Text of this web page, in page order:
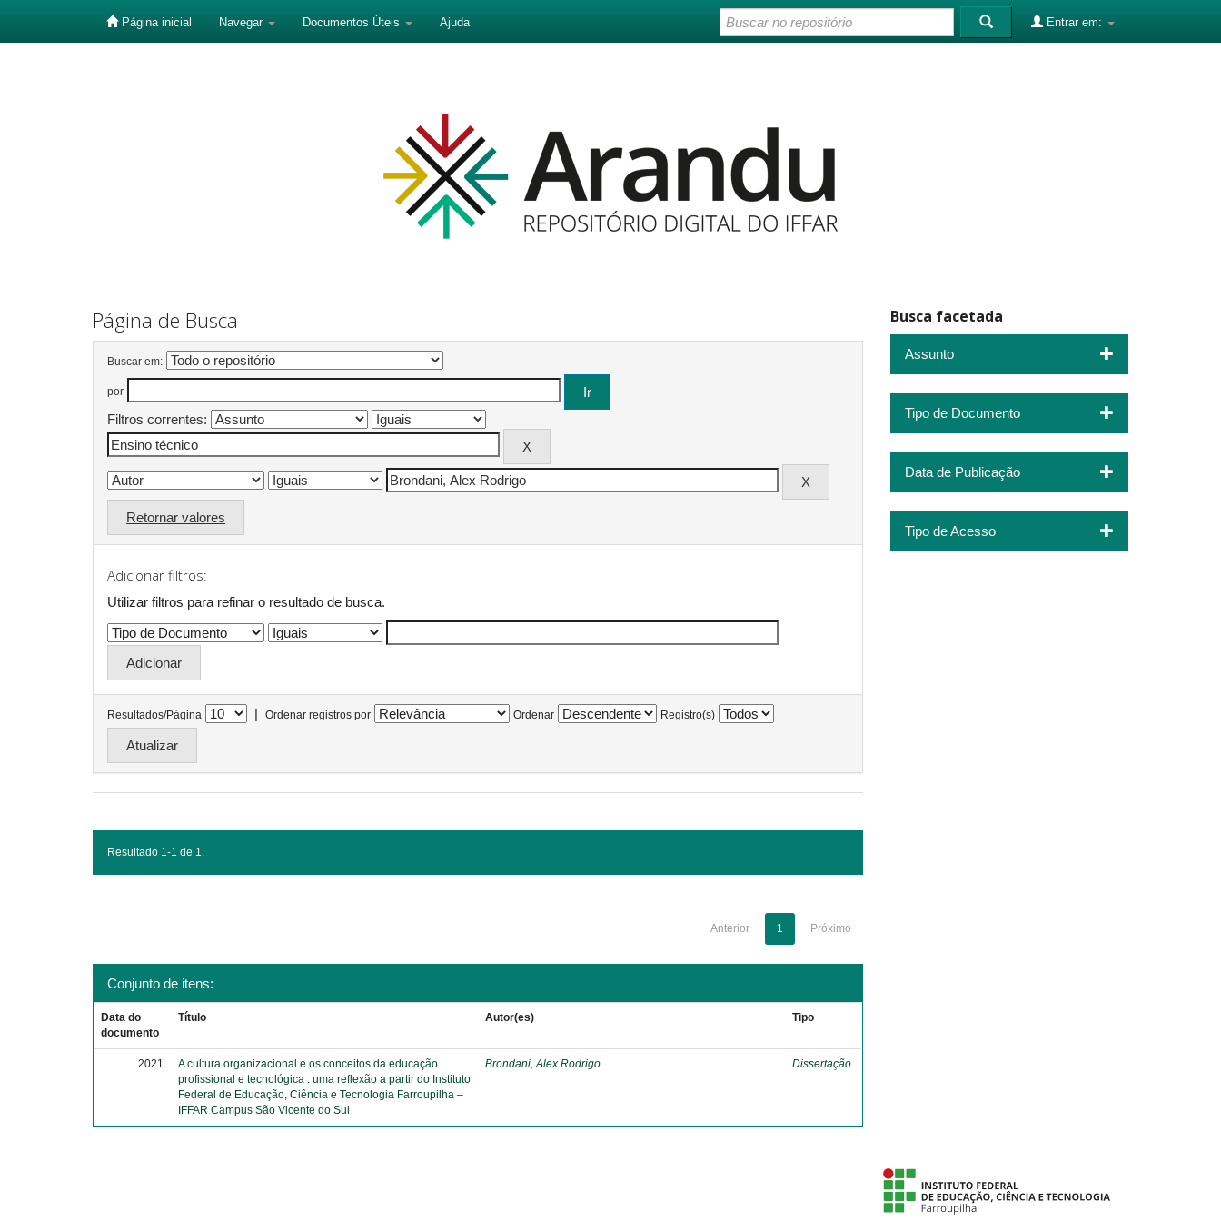
Página inicial Navegar Documentos Úteis Ajuda Entrar em:
Página de Busca
Buscar em:
por
Filtros correntes:
Retornar valores
Adicionar filtros:
Utilizar filtros para refinar o resultado de busca.
Resultados/Página | Ordenar registros por Ordenar Registro(s)
Resultado 1-1 de 1.
Anterior 1 Próximo
Conjunto de itens:
Data do
documento
Título Autor(es) Tipo
2021
A cultura organizacional e os conceitos da educação
profissional e tecnológica : uma reflexão a partir do Instituto
Federal de Educação, Ciência e Tecnologia Farroupilha –
IFFAR Campus São Vicente do Sul
Brondani, Alex Rodrigo Dissertação
Busca facetada
Assunto
Tipo de Documento
Data de Publicação
Tipo de Acesso